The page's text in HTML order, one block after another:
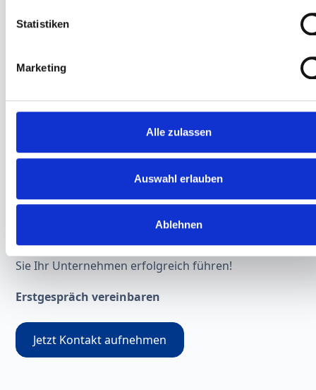
Statistiken
Marketing
Alle zulassen
Auswahl erlauben
Ablehnen
Ergebnisverbesserungsanalysen
Finanzplanung, Erfolgsplanung und
Beratung zu Businessplänen
Buchführungskontrollen
Wir stehen Ihnen mit unserer
betriebswirtschaftlichen Expertise zur Seite, damit
Sie Ihr Unternehmen erfolgreich führen!
Erstgespräch vereinbaren
Jetzt Kontakt aufnehmen